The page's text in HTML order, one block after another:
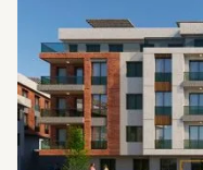
التسليم المعلن
وأفضل ما في الأمر هو أنه يمكنك شراء واحدة بعد دفع 40%